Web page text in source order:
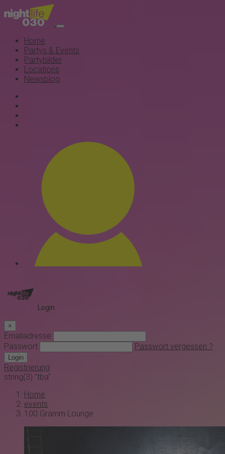
Home
Partys & Events
Partybilder
Locations
Newsblog
Login
×
Emailadresse
Passwort
Passwort vergessen ?
Login
Registrierung
string(3) "tba"
Home
events
100 Gramm Lounge